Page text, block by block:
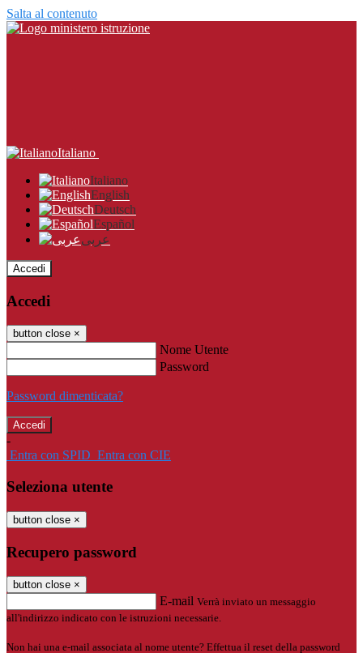
Salta al contenuto
Italiano
Italiano
English
Deutsch
Español
عربى
Accedi
Accedi
button close ×
Nome Utente
Password
Password dimenticata?
-
Entra con SPID Entra con CIE
Seleziona utente
button close ×
Recupero password
button close ×
E-mail Verrà inviato un messaggio
all'indirizzo indicato con le istruzioni necessarie.
Non hai una e-mail associata al nome utente? Effettua il reset della password